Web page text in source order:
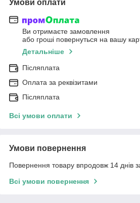
Умови оплати
Ви отримаєте замовлення
або гроші повернуться на вашу
Детальніше
Післяплата
Оплата за реквізитами
Післяплата
Всі умови оплати
Умови повернення
Повернення товару впродовж 14 днів
Всі умови повернення